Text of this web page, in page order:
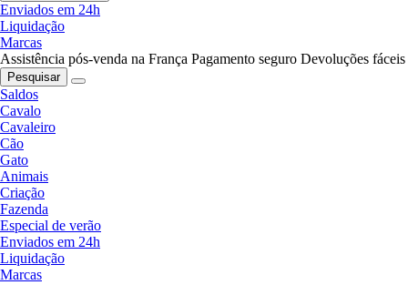
Enviados em 24h
Liquidação
Marcas
Assistência pós-venda na França Pagamento seguro Devoluções fáceis
Pesquisar
Saldos
Cavalo
Cavaleiro
Cão
Gato
Animais
Criação
Fazenda
Especial de verão
Enviados em 24h
Liquidação
Marcas